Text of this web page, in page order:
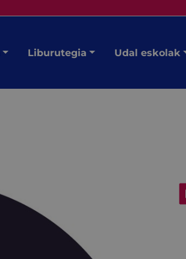
Liburutegia Udal eskolak